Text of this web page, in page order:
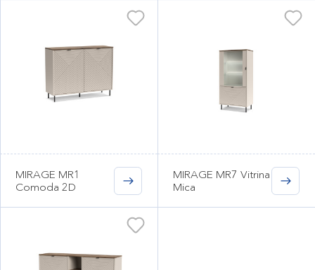
MIRAGE MR1
Comoda 2D
MIRAGE MR7 Vitrina
Mica